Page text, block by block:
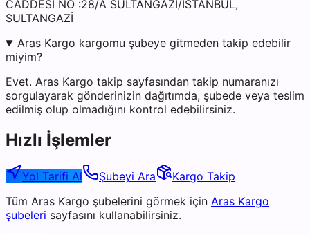
CADDESİ NO :28/A SULTANGAZİ/İSTANBUL,
SULTANGAZİ
Aras Kargo kargomu şubeye gitmeden takip edebilir
miyim?
Evet. Aras Kargo takip sayfasından takip numaranızı
sorgulayarak gönderinizin dağıtımda, şubede veya teslim
edilmiş olup olmadığını kontrol edebilirsiniz.
Hızlı İşlemler
Yol Tarifi Al Şubeyi Ara
Kargo Takip
Tüm Aras Kargo şubelerini görmek için Aras Kargo
şubeleri sayfasını kullanabilirsiniz.